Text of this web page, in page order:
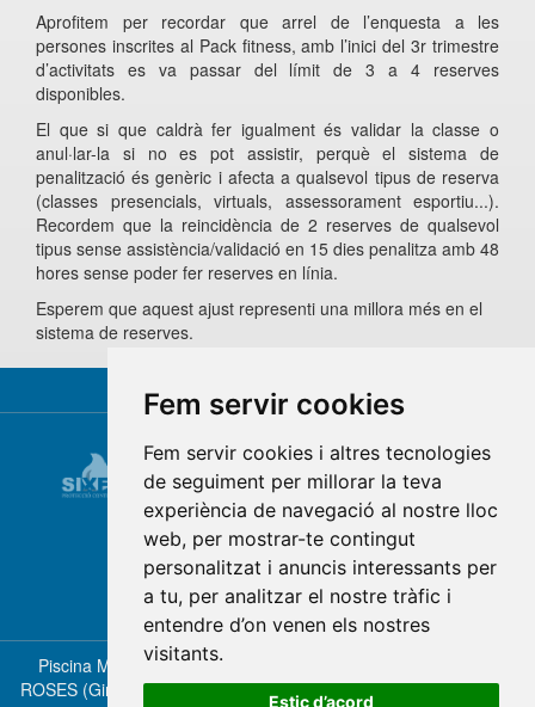
Fem servir cookies
Fem servir cookies i altres tecnologies
de seguiment per millorar la teva
experiència de navegació al nostre lloc
web, per mostrar-te contingut
personalitzat i anuncis interessants per
a tu, per analitzar el nostre tràfic i
entendre d’on venen els nostres
visitants.
Estic d’acord
Aprofitem per recordar que arrel de l’enquesta a les
persones inscrites al Pack fitness, amb l’inici del 3r trimestre
d’activitats es va passar del límit de 3 a 4 reserves
disponibles.
El que si que caldrà fer igualment és validar la classe o
anul·lar-la si no es pot assistir, perquè el sistema de
penalització és genèric i afecta a qualsevol tipus de reserva
(classes presencials, virtuals, assessorament esportiu...).
Recordem que la reincidència de 2 reserves de qualsevol
tipus sense assistència/validació en 15 dies penalitza amb 48
hores sense poder fer reserves en línia.
Esperem que aquest ajust representi una millora més en el
sistema de reserves.
Piscina Municipal de Roses - Ctra. del Mas Oliva, 39 - 17480
ROSES (Girona) - Tel. 972 45 97 60 - piscina@piscinaroses.cat [